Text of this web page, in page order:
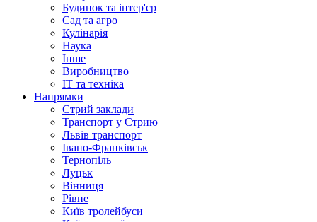
Будинок та інтер'єр
Сад та агро
Кулінарія
Наука
Інше
Виробництво
IT та техніка
Напрямки
Стрий заклади
Транспорт у Стрию
Львів транспорт
Івано-Франківськ
Тернопіль
Луцьк
Вінниця
Рівне
Київ тролейбуси